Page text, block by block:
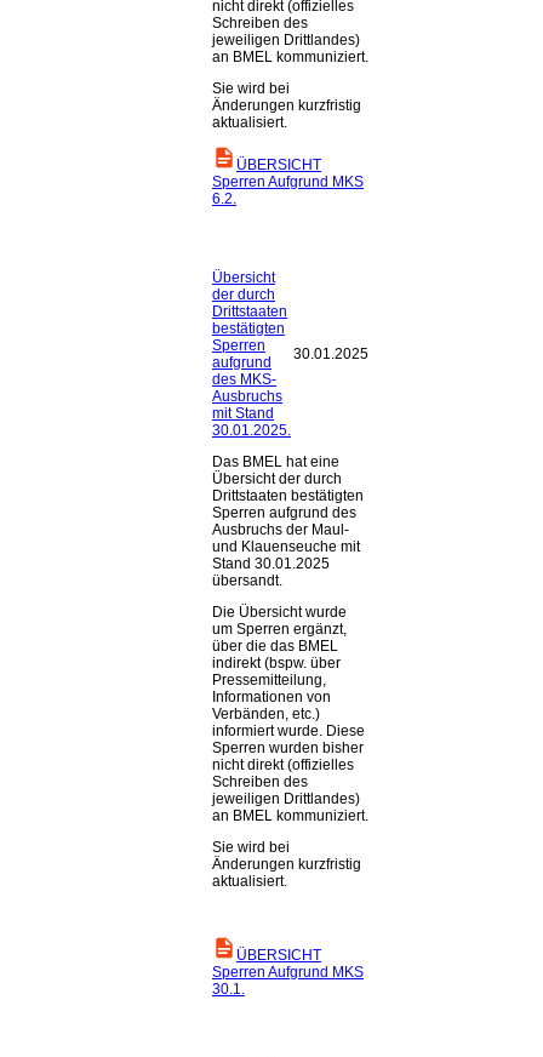
nicht direkt (offizielles
Schreiben des
jeweiligen Drittlandes)
an BMEL kommuniziert.
Sie wird bei
Änderungen kurzfristig
aktualisiert.
ÜBERSICHT
Sperren Aufgrund MKS
6.2.
Übersicht
der durch
Drittstaaten
bestätigten
Sperren
aufgrund
des MKS-
Ausbruchs
mit Stand
30.01.2025.
30.01.2025
Das BMEL hat eine
Übersicht der durch
Drittstaaten bestätigten
Sperren aufgrund des
Ausbruchs der Maul-
und Klauenseuche mit
Stand 30.01.2025
übersandt.
Die Übersicht wurde
um Sperren ergänzt,
über die das BMEL
indirekt (bspw. über
Pressemitteilung,
Informationen von
Verbänden, etc.)
informiert wurde. Diese
Sperren wurden bisher
nicht direkt (offizielles
Schreiben des
jeweiligen Drittlandes)
an BMEL kommuniziert.
Sie wird bei
Änderungen kurzfristig
aktualisiert.
ÜBERSICHT
Sperren Aufgrund MKS
30.1.